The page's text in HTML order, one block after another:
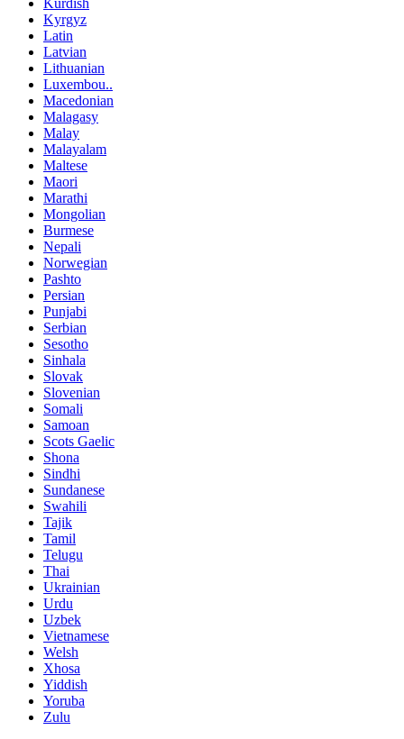
Kurdish
Kyrgyz
Latin
Latvian
Lithuanian
Luxembou..
Macedonian
Malagasy
Malay
Malayalam
Maltese
Maori
Marathi
Mongolian
Burmese
Nepali
Norwegian
Pashto
Persian
Punjabi
Serbian
Sesotho
Sinhala
Slovak
Slovenian
Somali
Samoan
Scots Gaelic
Shona
Sindhi
Sundanese
Swahili
Tajik
Tamil
Telugu
Thai
Ukrainian
Urdu
Uzbek
Vietnamese
Welsh
Xhosa
Yiddish
Yoruba
Zulu